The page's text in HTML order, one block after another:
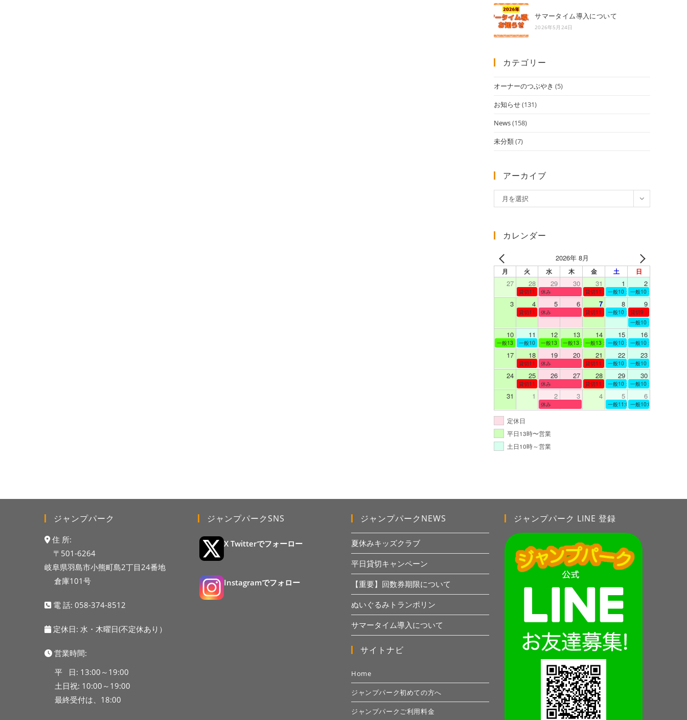
サマータイム導入について
2026年5月24日
カテゴリー
オーナーのつぶやき (5)
お知らせ(131)
News(158)
未分類(7)
アーカイブ
ー
イ
月を選択
カレンダー
2026年 8月
月 火 水 木 金 土 日
27 28 29 30 31 1 2
貸切11：00～12：00
休み 貸切11：00～12：00
一般10：00～19：00一般10：00～19：00
3 4 5 6 7 8 9
貸切11：00～12：00
休み 貸切11：00～12：00
一般10：00～19：00
貸切9：00～10：00
一般10：00～19：00
10 11 12 13 14 15 16
一般13：00～19：00
一般10：00～19：00
一般13：00～19：00
一般13：00～19：00
一般13：00～19：00
一般10：00～19：00一般10：00～19：00
17 18 19 20 21 22 23
貸切11：00～12：00
休み 貸切11：00～13：00
一般10：00～19：00一般10：00～19：00
24 25 26 27 28 29 30
貸切11：00～12：00
休み 貸切11：00～12：00
一般10：00～19：00一般10：00～19：00
31 1 2 3 4 5 6
休み 一般11:00～19:00一般10:00～19:00
定休日
平日13時〜営業
土日10時～営業
ジャンプパーク
住 所:
〒501-6264
岐阜県羽島市小熊町島2丁目24番地
倉庫101号
電 話: 058-374-8512
定休日: 水・木曜日(不定休あり）
営業時間:
平 日: 13:00～19:00
土日祝: 10:00～19:00
最終受付は、18:00
ジャンプパークSNS
X Twitterでフォーロー
Instagramでフォロー
ジャンプパークNEWS
夏休みキッズクラブ
平日貸切キャンペーン
【重要】回数券期限について
ぬいぐるみトランポリン
サマータイム導入について
サイトナビ
Home
ジャンプパーク初めての方へ
ジャンプパークご利用料金
ジャンプパーク LINE 登録